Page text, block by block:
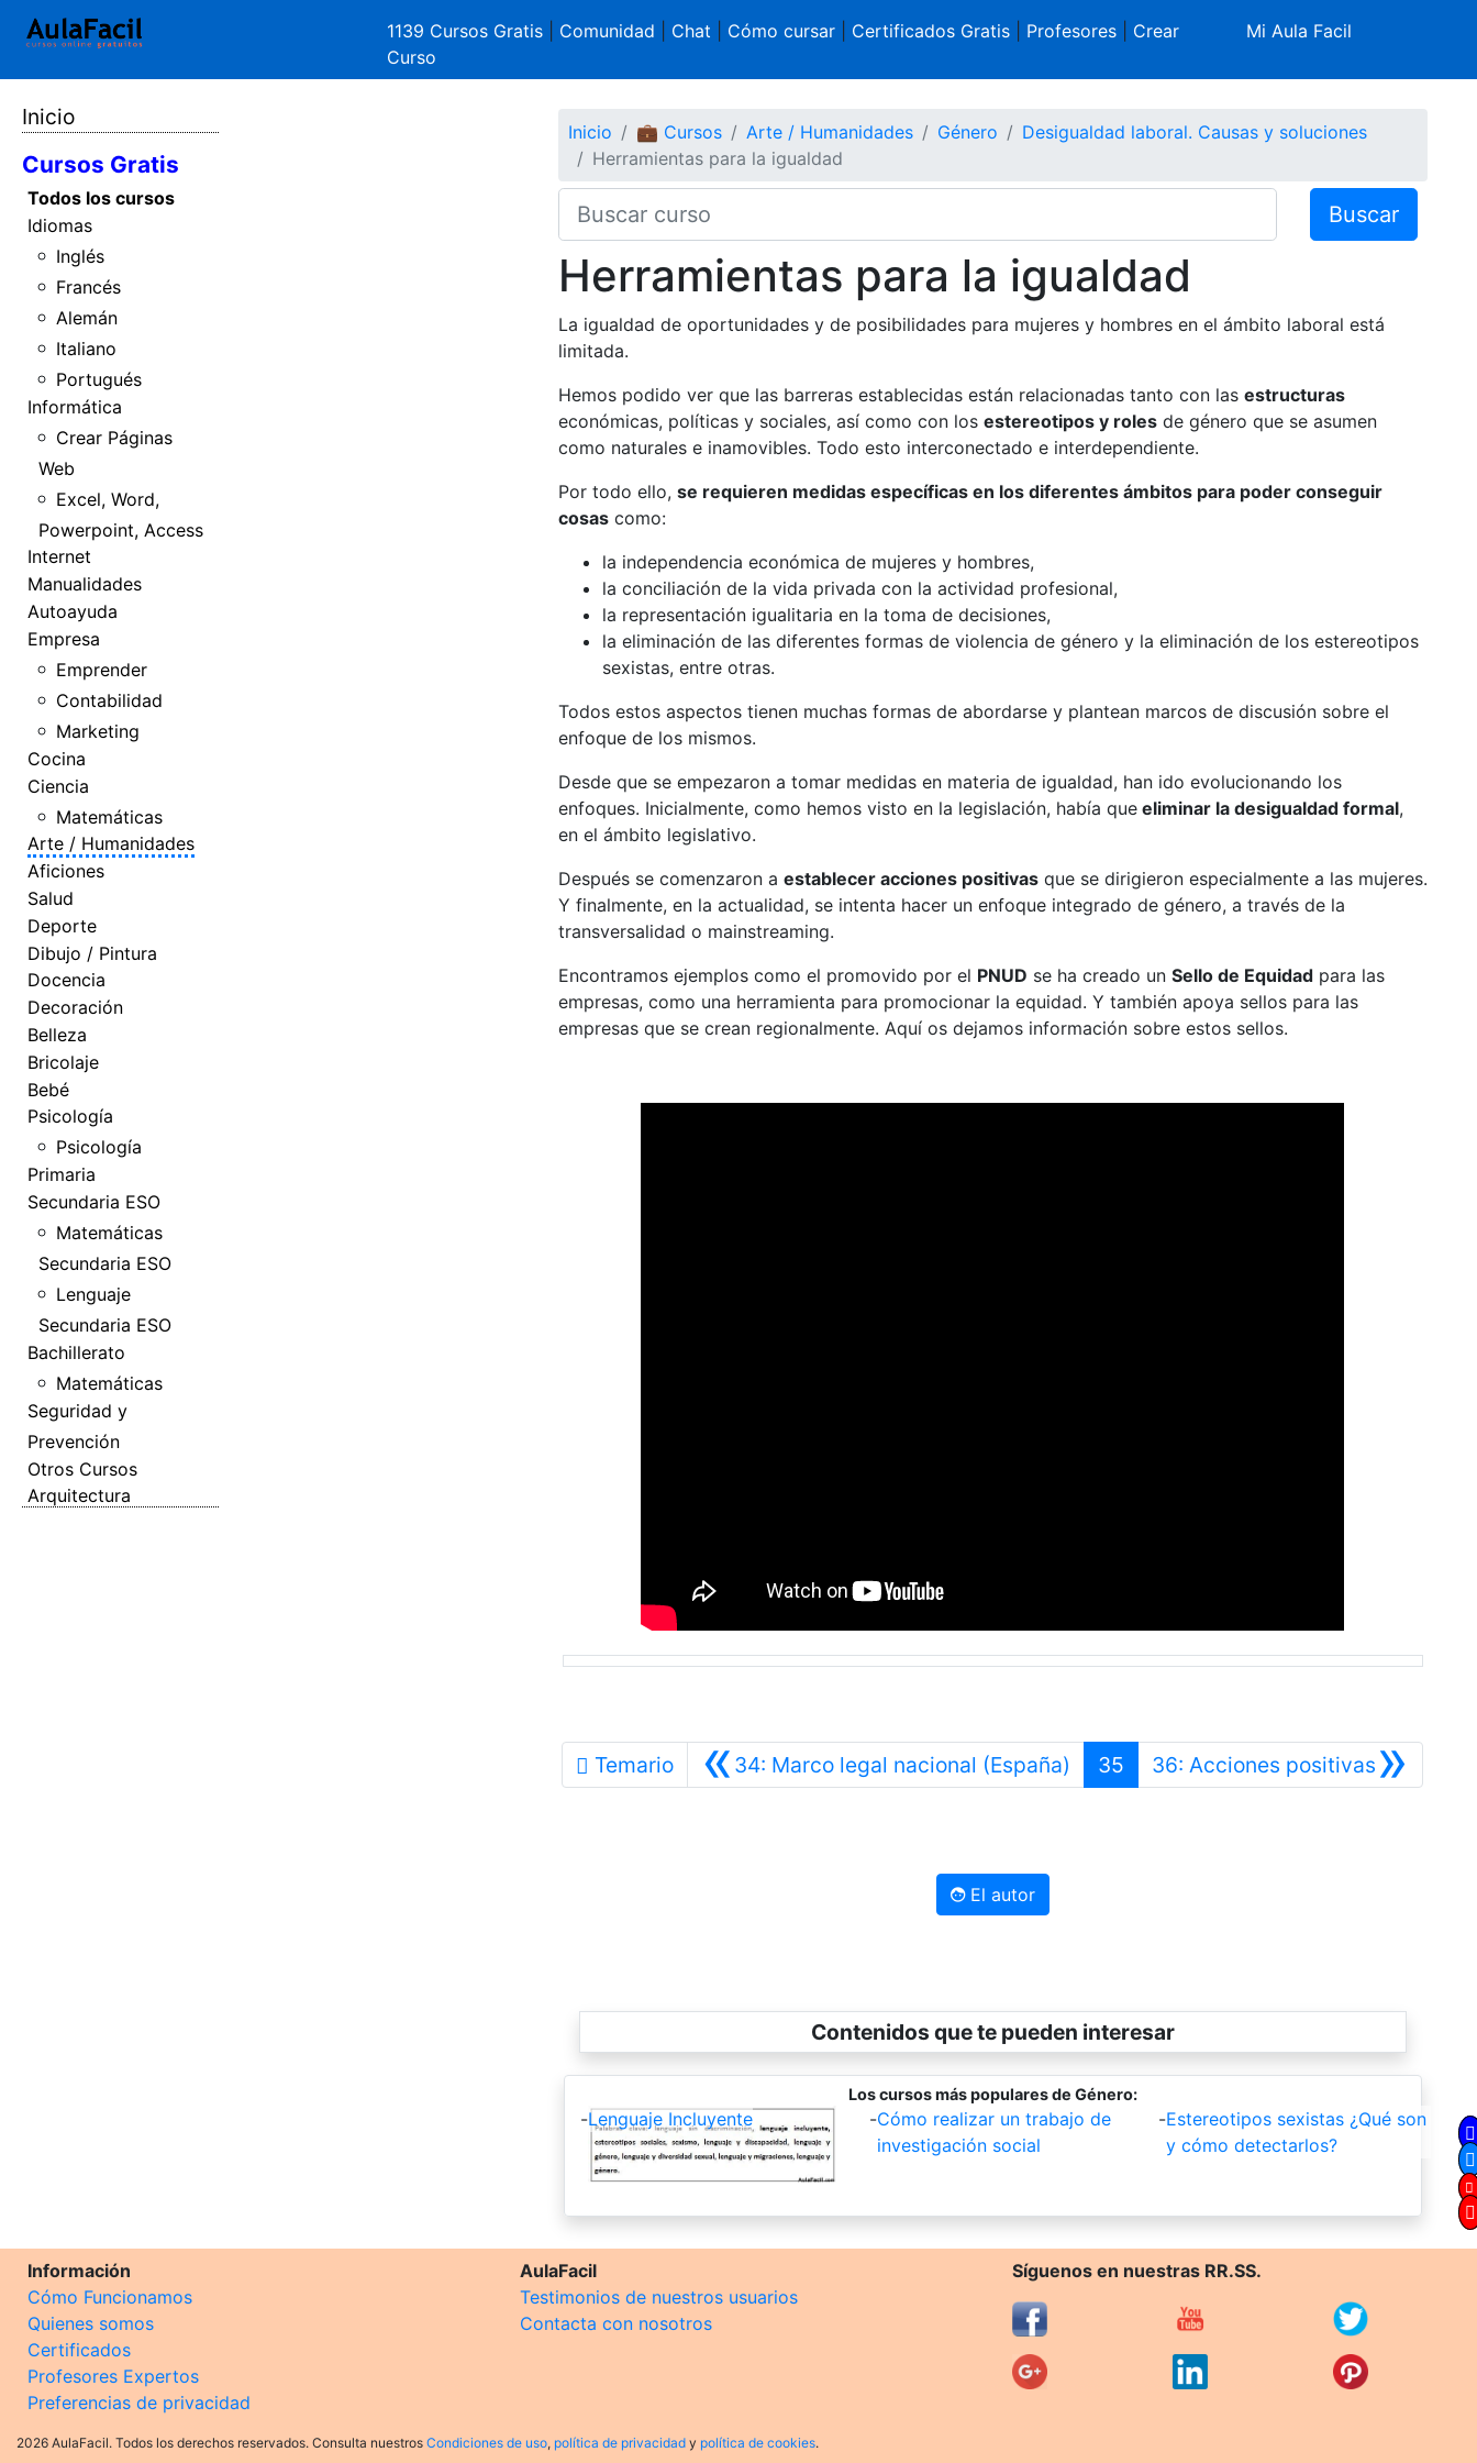
1139 Cursos Gratis Comunidad Chat Cómo cursar| Certificados Gratis| Profesores| Crear
Curso
Mi Aula Facil
Inicio
Cursos Gratis
Todos los cursos
Idiomas
Inglés
Francés
Alemán
Italiano
Portugués
Informática
Crear Páginas
Web
Excel, Word,
Powerpoint, Access
Internet
Manualidades
Autoayuda
Empresa
Emprender
Contabilidad
Marketing
Cocina
Ciencia
Matemáticas
Arte / Humanidades
Aficiones
Salud
Deporte
Dibujo / Pintura
Docencia
Decoración
Belleza
Bricolaje
Bebé
Psicología
Psicología
Primaria
Secundaria ESO
Matemáticas
Secundaria ESO
Lenguaje
Secundaria ESO
Bachillerato
Matemáticas
Seguridad y
Prevención
Otros Cursos
Arquitectura
Inicio 💼 Cursos Arte / Humanidades Género
Desigualdad laboral. Causas y soluciones
Herramientas para la igualdad
Buscar
Herramientas para la igualdad
La igualdad de oportunidades y de posibilidades para mujeres y hombres en el ámbito laboral está
limitada.
Hemos podido ver que las barreras establecidas están relacionadas tanto con las estructuras
económicas, políticas y sociales, así como con los estereotipos y rolesde género que se asumen
como naturales e inamovibles. Todo esto interconectado e interdependiente.
Por todo ello, se requieren medidas específicas en los diferentes ámbitos para poder conseguir
cosascomo:
la independencia económica de mujeres y hombres,
la conciliación de la vida privada con la actividad profesional,
la representación igualitaria en la toma de decisiones,
la eliminación de las diferentes formas de violencia de género y la eliminación de los estereotipos
sexistas, entre otras.
Todos estos aspectos tienen muchas formas de abordarse y plantean marcos de discusión sobre el
enfoque de los mismos.
Desde que se empezaron a tomar medidas en materia de igualdad, han ido evolucionando los
enfoques. Inicialmente, como hemos visto en la legislación, había queeliminar la desigualdad formal,
en el ámbito legislativo.
Después se comenzaron a establecer acciones positivasque se dirigieron especialmente a las mujeres.
Y finalmente, en la actualidad, se intenta hacer un enfoque integrado de género, a través de la
transversalidad o mainstreaming.
Encontramos ejemplos como el promovido por el PNUD se ha creado un Sello de Equidadpara las
empresas, como una herramienta para promocionar la equidad. Y también apoya sellos para las
empresas que se crean regionalmente. Aquí os dejamos información sobre estos sellos.
Temario «34: Marco legal nacional (España) Anterior
35 »
36: Acciones positivas Siguiente
El autor
Contenidos que te pueden interesar
Los cursos más populares de Género:
-Lenguaje Incluyente -Cómo realizar un trabajo de
investigación social
-Estereotipos sexistas ¿Qué son
y cómo detectarlos?
Información
Cómo Funcionamos
Quienes somos
Certificados
Profesores Expertos
Preferencias de privacidad
AulaFacil
Testimonios de nuestros usuarios
Contacta con nosotros
Síguenos en nuestras RR.SS.
2026 AulaFacil. Todos los derechos reservados. Consulta nuestros Condiciones de uso, política de privacidad y política de cookies.